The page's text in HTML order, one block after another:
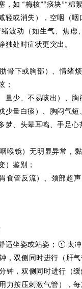
，如 “梅核”“痰块”“棉
轻或消失），空咽（
波动（如生气、焦
独处时症状更突出。
骨下或胸部）、情绪
；
量少、不易咳出）、
少量白痰）、胸闷气
梦、头晕耳鸣、手足
喉镜）无明显异常，
）鉴别；
食管反流）、颈部超
适坐姿或站姿； ① 太
，双侧同时进行（肝
钟，双侧同时进行（
力按压刺激气管），